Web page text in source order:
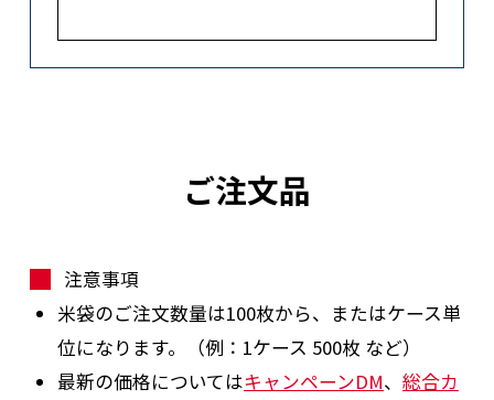
ご注文品
注意事項
米袋のご注文数量は100枚から、またはケース単
位になります。（例：1ケース 500枚 など）
最新の価格についてはキャンペーンDM、 総合カ